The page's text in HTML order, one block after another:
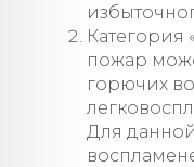
Категория
пожар
горючих
Для